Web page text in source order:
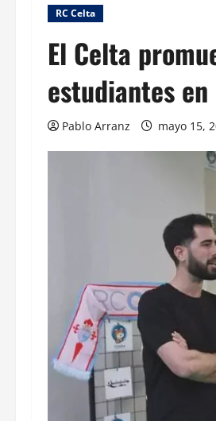
RC Celta
El Celta
estudiantes en
Pablo Arranz mayo 15,